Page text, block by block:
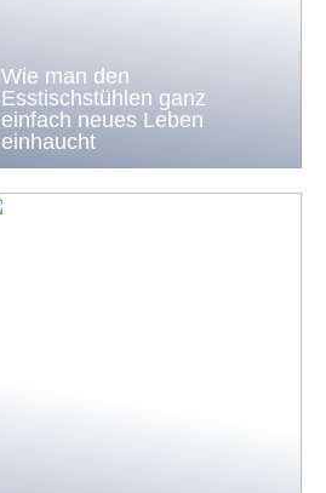
Wie man den
Esstischstühlen ganz
einfach neues Leben
einhaucht